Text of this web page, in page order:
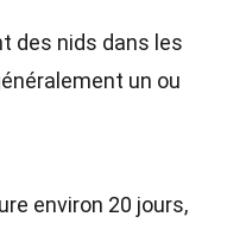
des nids dans les
un ou
environ 20 jours,